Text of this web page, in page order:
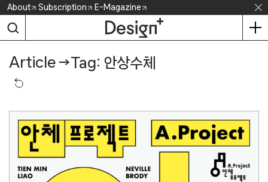
Skip
content
About Subscription E-Magazine
Article →Tag: 안상수체